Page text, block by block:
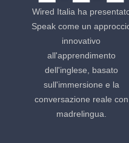
Wired Italia ha
Speak come un
innovativo
all'apprendimento
dell'inglese, basato
sull'immersione e la
conversazione reale con
madrelingua.